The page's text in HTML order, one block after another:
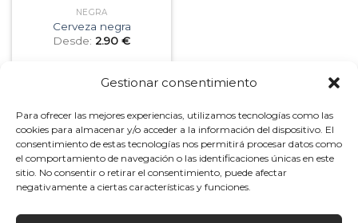
Gestionar consentimiento
Para ofrecer las mejores experiencias, utilizamos tecnologías como las
cookies para almacenar y/o acceder a la información del dispositivo. El
consentimiento de estas tecnologías nos permitirá procesar datos como
el comportamiento de navegación o las identificaciones únicas en este
sitio. No consentir o retirar el consentimiento, puede afectar
negativamente a ciertas características y funciones.
NEGRA
Cerveza negra
Desde: 2.90 €
Copyright 2026 ©Cerveza artesana Pirineos Bier